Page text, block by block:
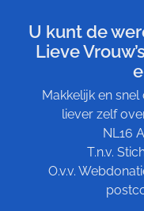
U kunt de
Lieve
Makkelijk en
liever zelf
NL16
T.n.v.
O.v.v.